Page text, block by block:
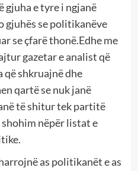
gjuha e tyre i ngjanë
gjuhës se politikanëve
se çfarë thonë.Edhe me
gazetar e analist që
që shkruajnë dhe
qartë se nuk janë
të shitur tek partitë
nëpër listat e
as politikanët e as